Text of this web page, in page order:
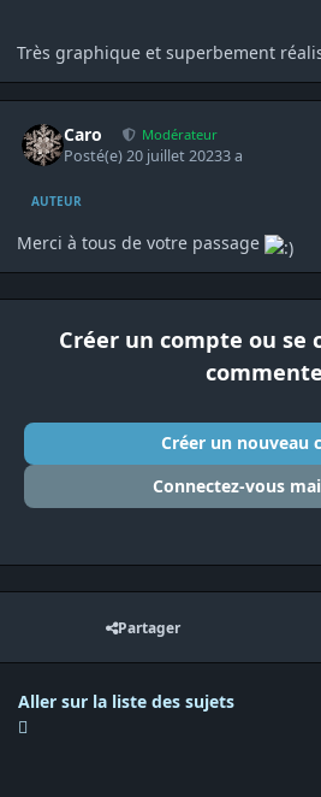
Très graphique et superbement
Caro Modérateur
Posté(e)20 juillet 20233 a
AUTEUR
Merci à tous de votre passage
Créer un compte ou se
Créer un nouveau
Connectez-vous
Partager
Aller sur la liste des sujets